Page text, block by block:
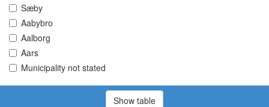
Sæby
Aabybro
Aalborg
Aars
Municipality not stated
Show table